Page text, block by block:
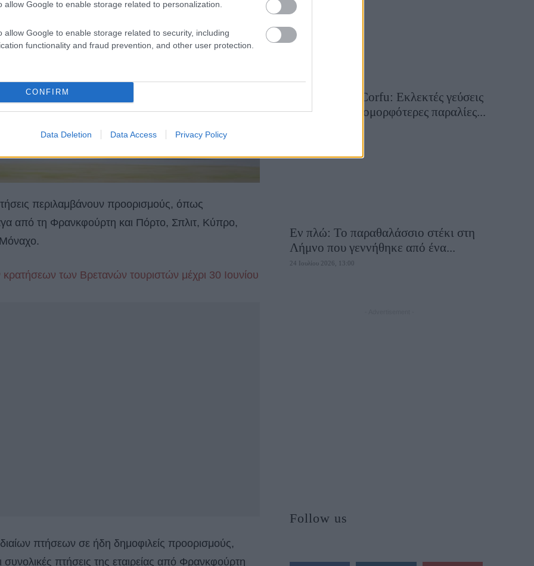
allow Google to enable storage related to personalization.
allow Google to enable storage related to security, including
functionality and fraud prevention, and other user protection.
CONFIRM
Data Deletion Data Access Privacy Policy
περιλαμβάνουν προορισμούς, όπως
από τη Φρανκφούρτη και Πόρτο, Σπλιτ, Κύπρο,
των Βρετανών τουριστών μέχρι 30 Ιουνίου
πτήσεων σε ήδη δημοφιλείς προορισμούς,
πτήσεις της εταιρείας από Φρανκφούρτη
Aiolia Avlaki Corfu: Εκλεκτές γεύσεις
σε μία από τις ομορφότερες παραλίες...
Εν πλώ: Το παραθαλάσσιο στέκι στη
Λήμνο που γεννήθηκε από ένα...
24 Ιουλίου 2026, 13:00
Follow us